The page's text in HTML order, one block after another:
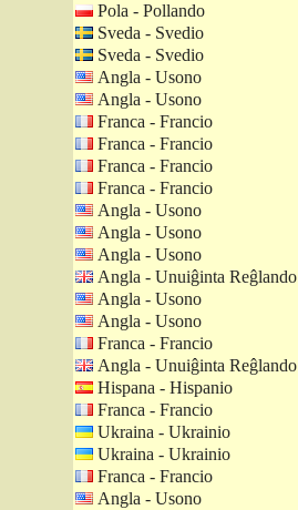
Pola - Pollando
Sveda - Svedio
Sveda - Svedio
Angla - Usono
Angla - Usono
Franca - Francio
Franca - Francio
Franca - Francio
Franca - Francio
Angla - Usono
Angla - Usono
Angla - Usono
Angla - Unuiĝinta Reĝlando
Angla - Usono
Angla - Usono
Franca - Francio
Angla - Unuiĝinta Reĝlando
Hispana - Hispanio
Franca - Francio
Ukraina - Ukrainio
Ukraina - Ukrainio
Franca - Francio
Angla - Usono